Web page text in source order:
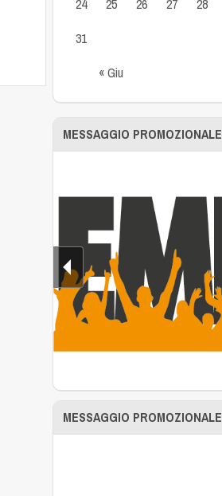
« Giu
24
25 26 27 28
31
MESSAGGIO PROMOZIONALE
MESSAGGIO PROMOZIONALE